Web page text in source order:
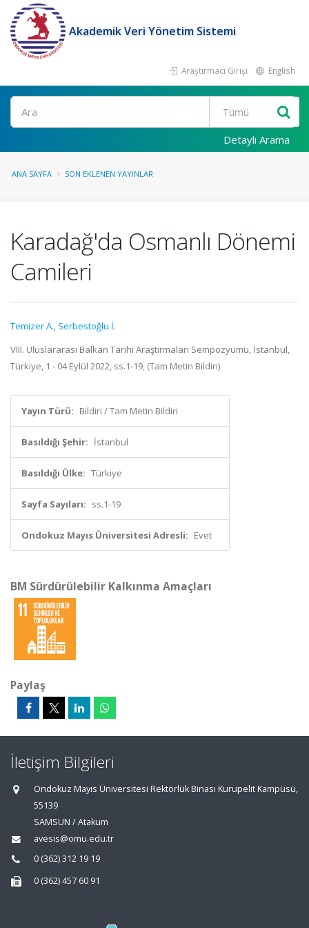
Akademik Veri Yönetim Sistemi
Araştırmacı Girişi English
Ara
Detaylı Arama
ANA SAYFA SON EKLENEN YAYINLAR
Karadağ'da Osmanlı Dönemi
Camileri
Temizer A., Serbestoğlu İ.
VIII. Uluslararası Balkan Tarihi Araştırmaları Sempozyumu, İstanbul,
Türkiye, 1 - 04 Eylül 2022, ss.1-19, (Tam Metin Bildiri)
Yayın Türü: Bildiri / Tam Metin Bildiri
Basıldığı Şehir: İstanbul
Basıldığı Ülke: Türkiye
Sayfa Sayıları: ss.1-19
Ondokuz Mayıs Üniversitesi Adresli: Evet
BM Sürdürülebilir Kalkınma Amaçları
Paylaş
İletişim Bilgileri
Ondokuz Mayıs Üniversitesi Rektörlük Binası Kurupelit Kampüsü,
55139
SAMSUN / Atakum
avesis@omu.edu.tr
0 (362) 312 19 19
0 (362) 457 60 91